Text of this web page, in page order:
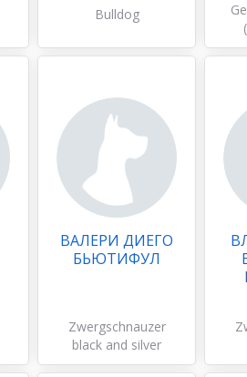
Bulldog
ВАЛЕРИ ДИЕГО
БЬЮТИФУЛ
Zwergschnauzer
black and silver